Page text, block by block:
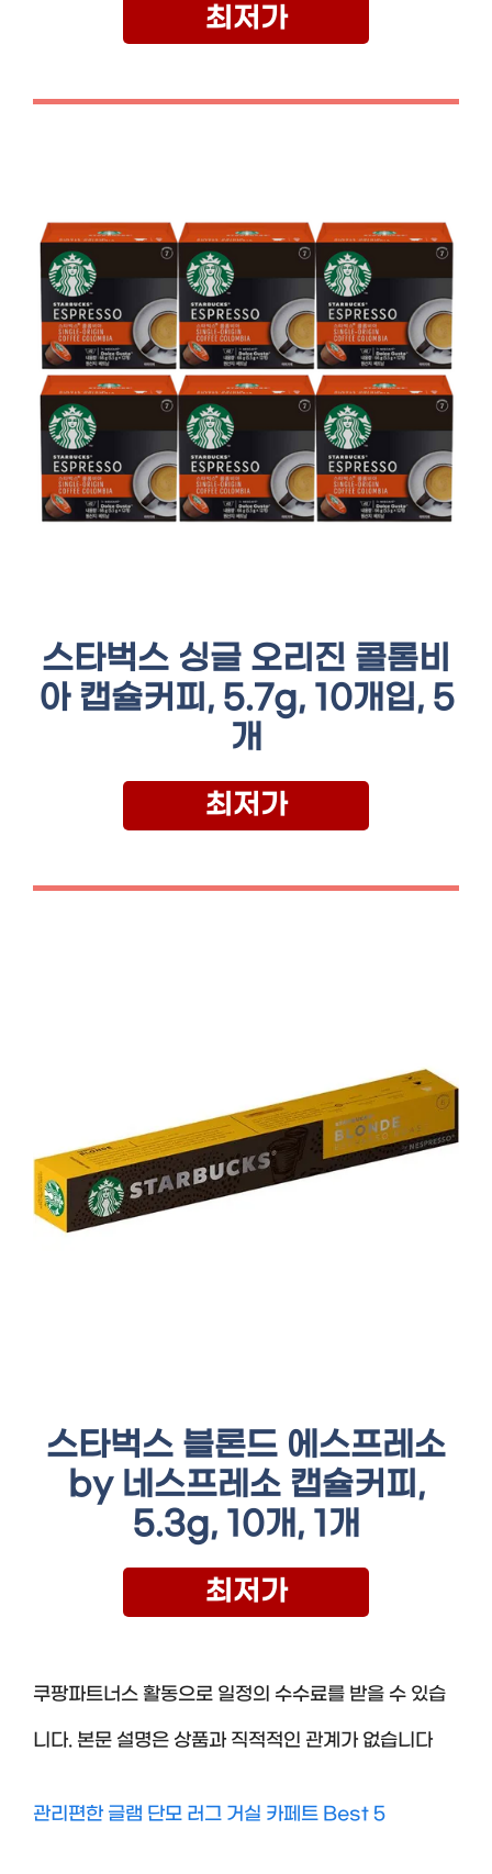
최저가
스타벅스 싱글 오리진 콜롬비
아 캡슐커피, 5.7g, 10개입, 5
개
최저가
스타벅스 블론드 에스프레소
by 네스프레소 캡슐커피,
5.3g, 10개, 1개
최저가
쿠팡파트너스 활동으로 일정의 수수료를 받을 수 있습
니다. 본문 설명은 상품과 직적적인 관계가 없습니다
관리편한 글램 단모 러그 거실 카페트 Best 5